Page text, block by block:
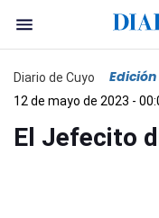
Diario de Cuyo
12 de mayo de 2023 -
El Jefecito